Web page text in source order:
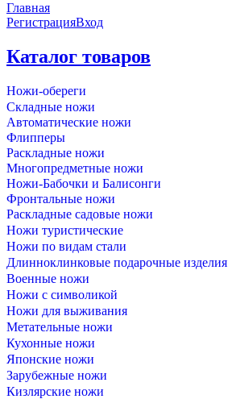
Главная
РегистрацияВход
Каталог товаров
Ножи-обереги
Складные ножи
Автоматические ножи
Флипперы
Раскладные ножи
Многопредметные ножи
Ножи-Бабочки и Балисонги
Фронтальные ножи
Раскладные садовые ножи
Ножи туристические
Ножи по видам стали
Длинноклинковые подарочные изделия
Военные ножи
Ножи с символикой
Ножи для выживания
Метательные ножи
Кухонные ножи
Японские ножи
Зарубежные ножи
Кизлярские ножи